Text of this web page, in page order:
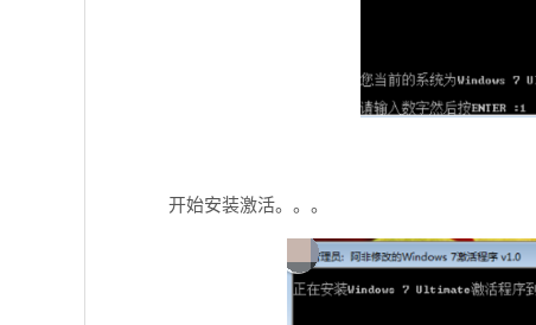
开始安装激活。。。